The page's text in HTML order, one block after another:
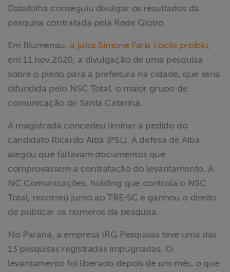
Datafolha conseguiu divulgar os resultados da
pesquisa contratada pela Rede Globo.
Em Blumenau,a juíza Simone Faria Locks proibiu,
em 11.nov.2020, a divulgação de uma pesquisa
sobre o pleito para a prefeitura na cidade, que seria
difundida pelo NSC Total, o maior grupo de
comunicação de Santa Catarina.
A magistrada concedeu liminar a pedido do
candidato Ricardo Alba (PSL). A defesa de Alba
alegou que faltavam documentos que
comprovassem a contratação do levantamento. A
NC Comunicações, holding que controla o NSC
Total, recorreu junto ao TRE-SC e ganhou o direito
de publicar os números da pesquisa.
No Paraná, a empresa IRG Pesquisas teve uma das
13 pesquisas registradas impugnadas. O
levantamento foi liberado depois de um mês, o que